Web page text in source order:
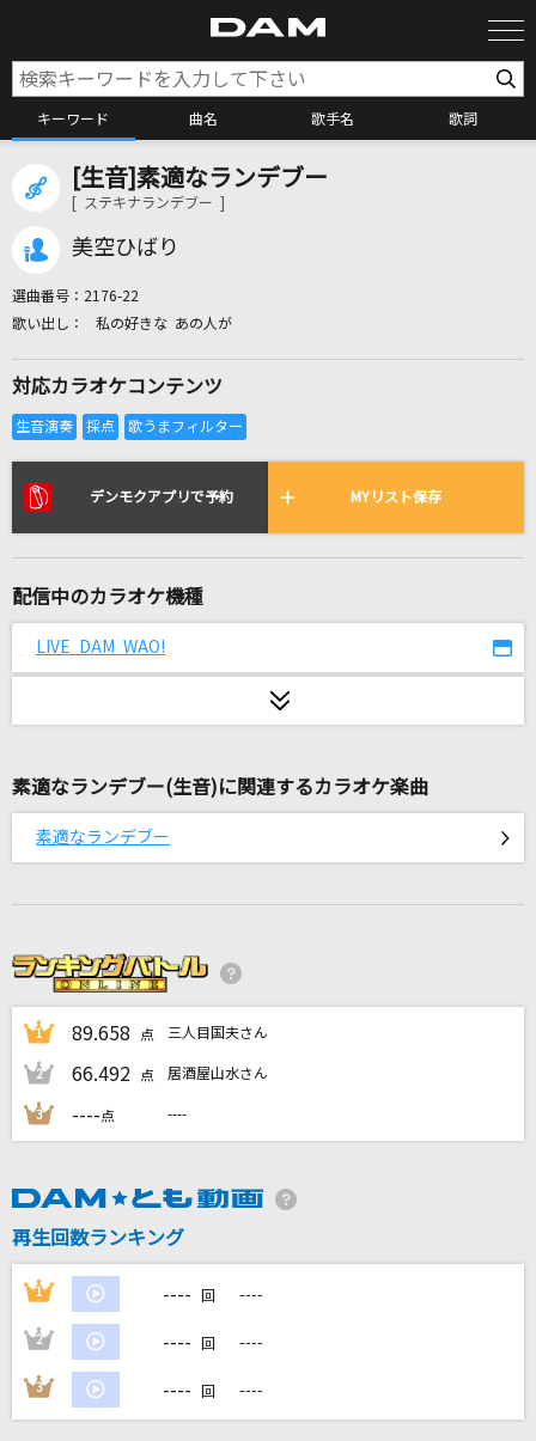
キーワード 曲名 歌手名 歌詞
カラオケ検索
全国りれき
リアルタイムで歌われている曲の一覧
未来図
Again
紀元二千六百年
坂本博士
[生音]115万キロのフィルム
蝶紋の賽よ 天空に転がれ
平経正&平惟盛(花輪英司・松田佑貴)
[オリカラ]虹
福山雅治
SixTONES
リトル プリンセス
岡田有希子
夏の影
Mrs. GREEN APPLE
[生音]素適なランデブー
[ ステキナランデブー ]
美空ひばり
選曲番号： 2176-22
私の好きな あの人が
対応カラオケコンテンツ
デンモクアプリで予約 MYリスト保存
配信中のカラオケ機種
LIVE DAM WAO!
素適なランデブー(生音)に関連するカラオケ楽曲
素適なランデブー
1 89.658 点 三人目国夫さん
2 66.492 点 居酒屋山水さん
3 ----点 ----
再生回数ランキング
1 ---- 回 ----
2 ---- 回 ----
3 ---- 回 ----